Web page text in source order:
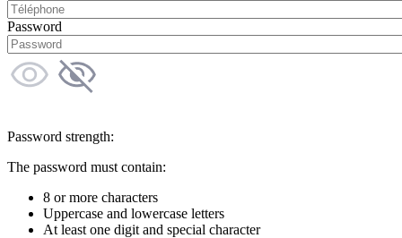
Password
Password strength:
The password must contain:
8 or more characters
Uppercase and lowercase letters
At least one digit and special character